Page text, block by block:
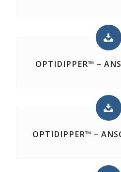
OPTIDIPPER™ –
OPTIDIPPER™ –